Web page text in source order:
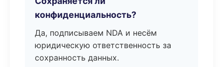
конфиденциальность?
Да, подписываем NDA и несём
юридическую ответственность за
сохранность данных.